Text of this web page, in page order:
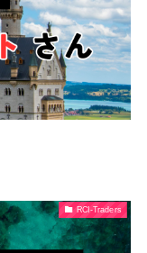
RCI-Traders